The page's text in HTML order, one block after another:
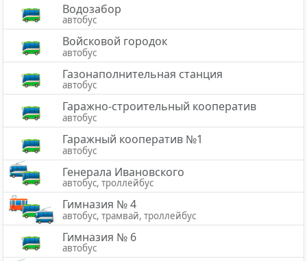
Водозабор
автобус
Войсковой городок
автобус
Газонаполнительная станция
автобус
Гаражно-строительный кооператив
автобус
Гаражный кооператив №1
автобус
Генерала Ивановского
автобус, троллейбус
Гимназия № 4
автобус, трамвай, троллейбус
Гимназия № 6
автобус